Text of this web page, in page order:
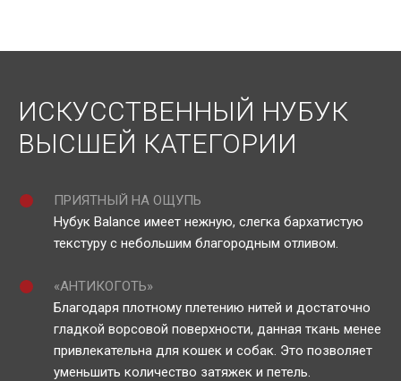
ИСКУССТВЕННЫЙ НУБУК
ВЫСШЕЙ КАТЕГОРИИ
ПРИЯТНЫЙ НА ОЩУПЬ
Нубук Balance имеет нежную, слегка бархатистую
текстуру с небольшим благородным отливом.
«АНТИКОГОТЬ»
Благодаря плотному плетению нитей и достаточно
гладкой ворсовой поверхности, данная ткань менее
привлекательна для кошек и собак. Это позволяет
уменьшить количество затяжек и петель.